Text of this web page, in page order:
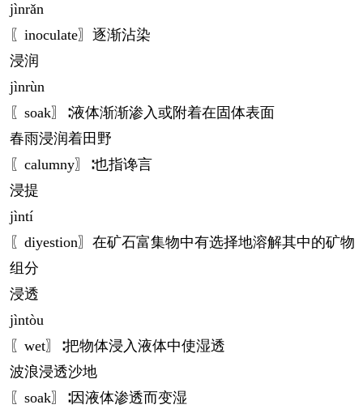
jìnrǎn
〖inoculate〗逐渐沾染
浸润
jìnrùn
〖soak〗∶液体渐渐渗入或附着在固体表面
春雨浸润着田野
〖calumny〗∶也指谗言
浸提
jìntí
〖diyestion〗在矿石富集物中有选择地溶解其中的矿物
组分
浸透
jìntòu
〖wet〗∶把物体浸入液体中使湿透
波浪浸透沙地
〖soak〗∶因液体渗透而变湿